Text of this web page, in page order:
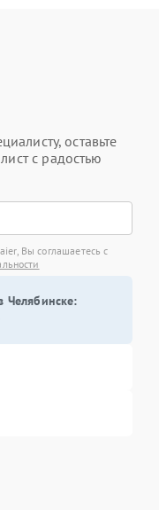
оставьте
с радостью
Вы соглашаетесь с
Челябинске: